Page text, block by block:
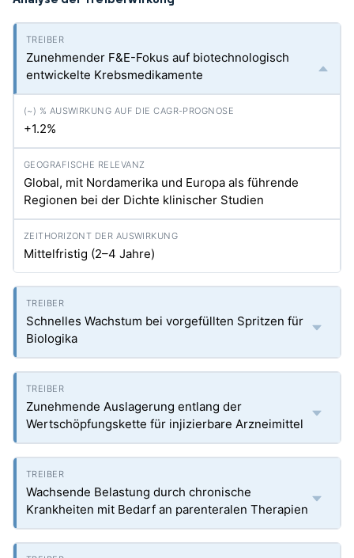
Zunehmender F&E-Fokus auf biotechnologisch
entwickelte Krebsmedikamente
+1.2%
Global, mit Nordamerika und Europa als führende
Regionen bei der Dichte klinischer Studien
Mittelfristig (2–4 Jahre)
Schnelles Wachstum bei vorgefüllten Spritzen für
Biologika
Zunehmende Auslagerung entlang der
Wertschöpfungskette für injizierbare Arzneimittel
Wachsende Belastung durch chronische
Krankheiten mit Bedarf an parenteralen Therapien